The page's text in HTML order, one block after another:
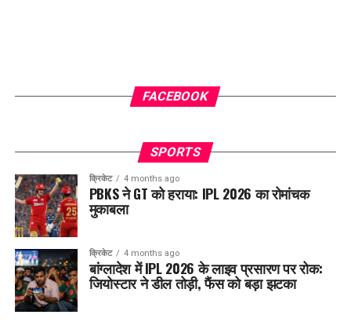
FACEBOOK
SPORTS
क्रिकेट 4 months ago
PBKS ने GT को हराया: IPL 2026 का रोमांचक
मुकाबला
क्रिकेट 4 months ago
बांग्लादेश में IPL 2026 के लाइव प्रसारण पर रोक:
जियोस्टार ने डील तोड़ी, फैंस को बड़ा झटका